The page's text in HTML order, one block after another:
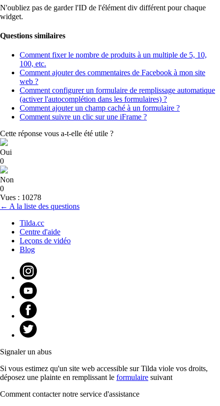
N'oubliez pas de garder l'ID de l'élément div différent pour chaque
widget.
Questions similaires
Comment fixer le nombre de produits à un multiple de 5, 10,
100, etc.
Comment ajouter des commentaires de Facebook à mon site
web ?
Comment configurer un formulaire de remplissage automatique
(activer l'autocomplétion dans les formulaires) ?
Comment ajouter un champ caché à un formulaire ?
Comment suivre un clic sur une iFrame ?
Cette réponse vous a-t-elle été utile ?
Oui
0
Non
0
Vues : 10278
← A la liste des questions
Tilda.cc
Centre d'aide
Leçons de vidéo
Blog
Signaler un abus
Si vous estimez qu'un site web accessible sur Tilda viole vos droits,
déposez une plainte en remplissant le formulaire suivant
Comment contacter notre service d'assistance